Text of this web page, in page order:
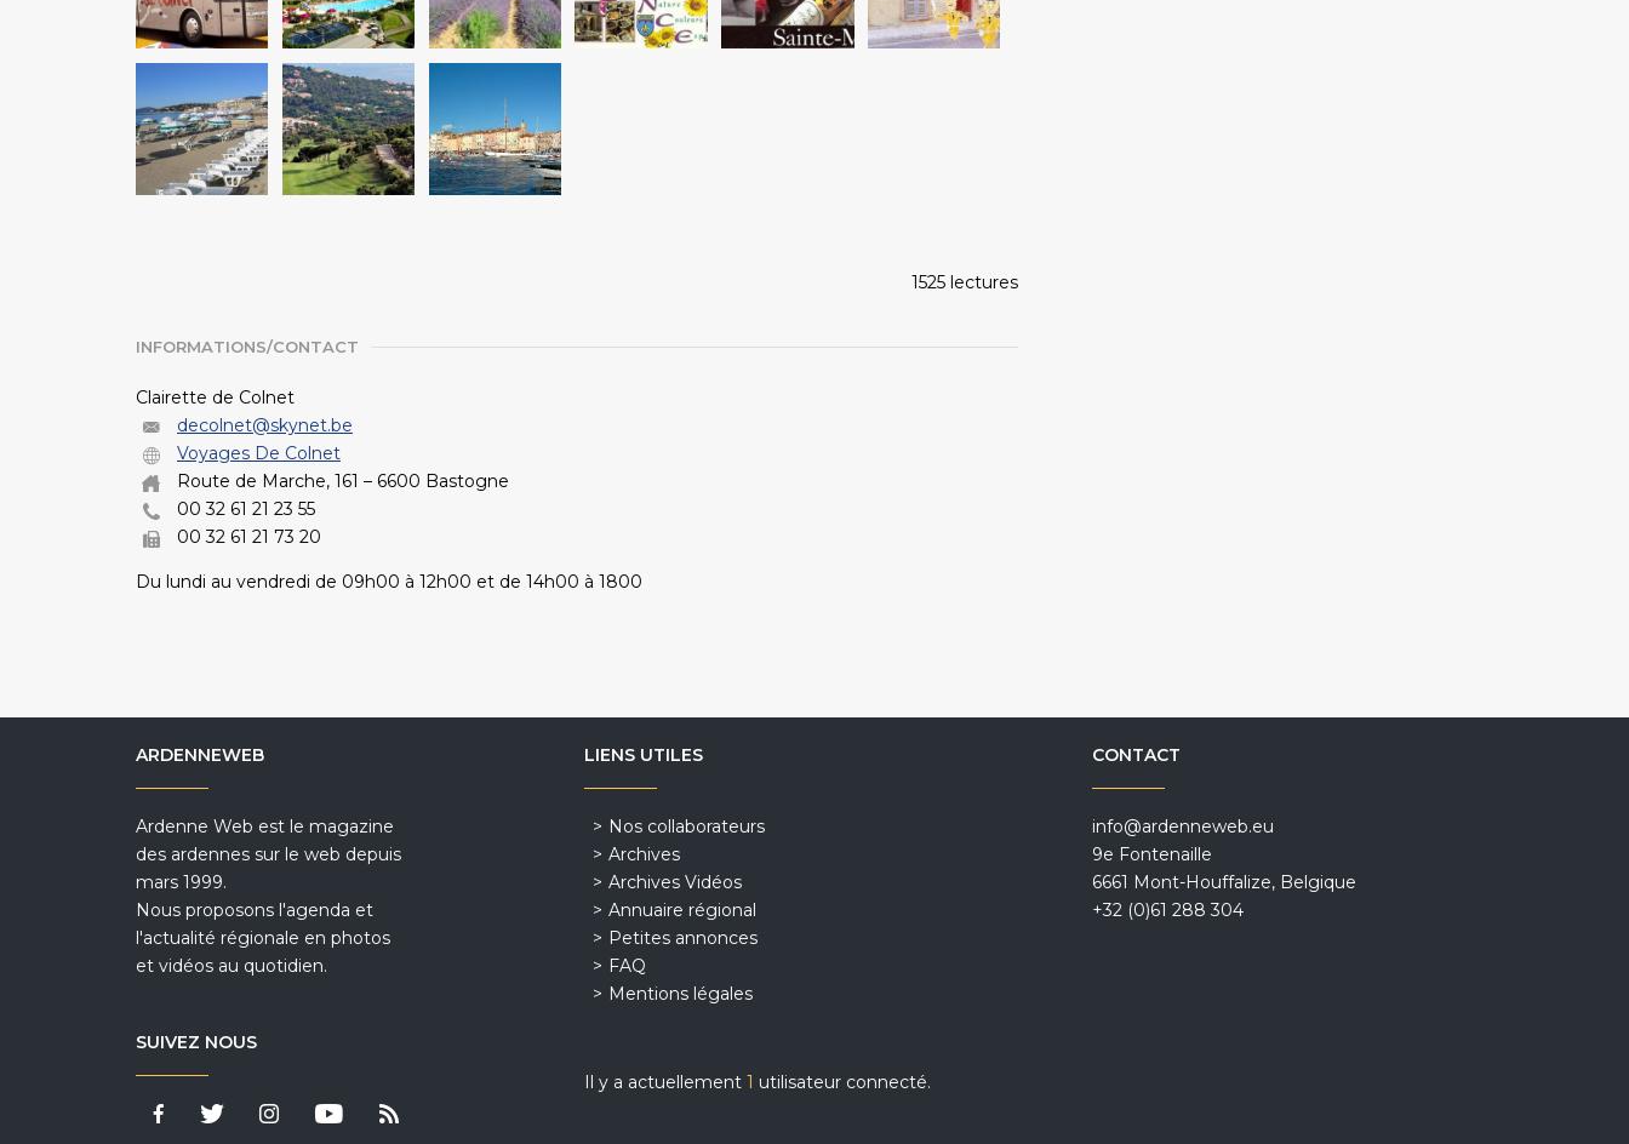
1525 lectures
INFORMATIONS/CONTACT
Clairette de Colnet
decolnet@skynet.be
Voyages De Colnet
Route de Marche, 161 – 6600 Bastogne
00 32 61 21 23 55
00 32 61 21 73 20
Du lundi au vendredi de 09h00 à 12h00 et de 14h00 à 1800
ARDENNEWEB
Ardenne Web est le magazine
des ardennes sur le web depuis
mars 1999.
Nous proposons l'agenda et
l'actualité régionale en photos
et vidéos au quotidien.
SUIVEZ NOUS
LIENS UTILES
Nos collaborateurs
Archives
Archives Vidéos
Annuaire régional
Petites annonces
FAQ
Mentions légales
Il y a actuellement 1 utilisateur connecté.
CONTACT
info@ardenneweb.eu
9e Fontenaille
6661 Mont-Houffalize, Belgique
+32 (0)61 288 304